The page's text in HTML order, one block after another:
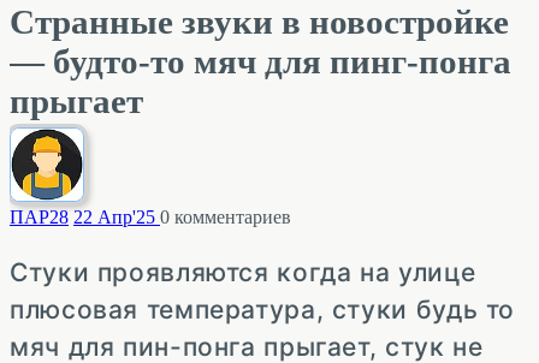
Странные звуки в новостройке
— будто-то мяч для пинг-понга
прыгает
ПАР28 22 Апр'25 0 комментариев
Стуки проявляются когда на улице
плюсовая температура, стуки будь то
мяч для пин-понга прыгает, стук не